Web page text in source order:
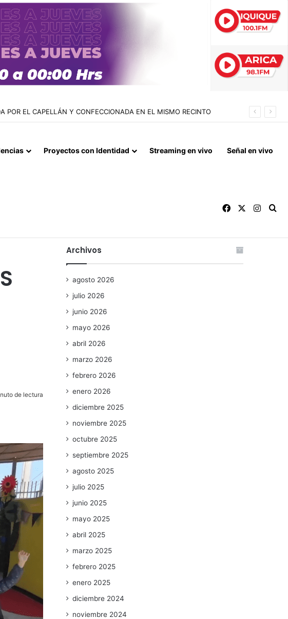
POR EL CAPELLÁN Y CONFECCIONADA EN EL MISMO RECINTO
Proyectos con Identidad Streaming en vivo Señal en vivo
Facebook
de lectura
Archivos
agosto 2026
julio 2026
junio 2026
mayo 2026
abril 2026
marzo 2026
febrero 2026
enero 2026
diciembre 2025
noviembre 2025
octubre 2025
septiembre 2025
agosto 2025
julio 2025
junio 2025
mayo 2025
abril 2025
marzo 2025
febrero 2025
enero 2025
diciembre 2024
noviembre 2024